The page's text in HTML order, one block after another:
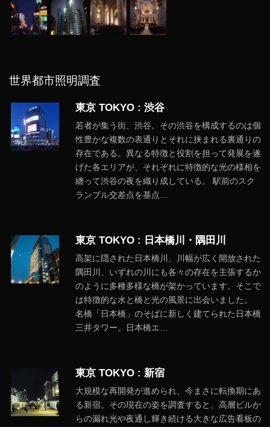
世界都市照明調査
東京 TOKYO : 渋谷
若者が集う街、渋谷。その渋谷を構成するのは個
性豊かな複数の表通りとそれに挟まれる裏通りの
存在である。異なる特徴と役割を担って発展を遂
げた各エリアが、それぞれに特徴的な光の様相を
纏って渋谷の夜を織り成している。 駅前のスク
ランブル交差点を基点…
東京 TOKYO : 日本橋川・隅田川
高架に隠された日本橋川、川幅が広く開放された
隅田川、いずれの川にも各々の存在を主張するか
のように多種多様な橋が架かっています。そこで
は特徴的な水と橋と光の風景に出会いました。
名橋「日本橋」のそばに新しく建てられた日本橋
三井タワー。日本橋エ…
東京 TOKYO : 新宿
大規模な再開発が進められ、今まさに転換期にあ
る新宿。その現在の姿を調査すると、高層ビルか
らの漏れ光や夜通し輝き続ける大きな広告看板の